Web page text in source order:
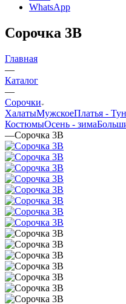
WhatsApp
Сорочка 3В
Главная
—
Каталог
—
Сорочки
ХалатыМужскоеПлатья -
КостюмыOсень - зима
—Сорочка 3В